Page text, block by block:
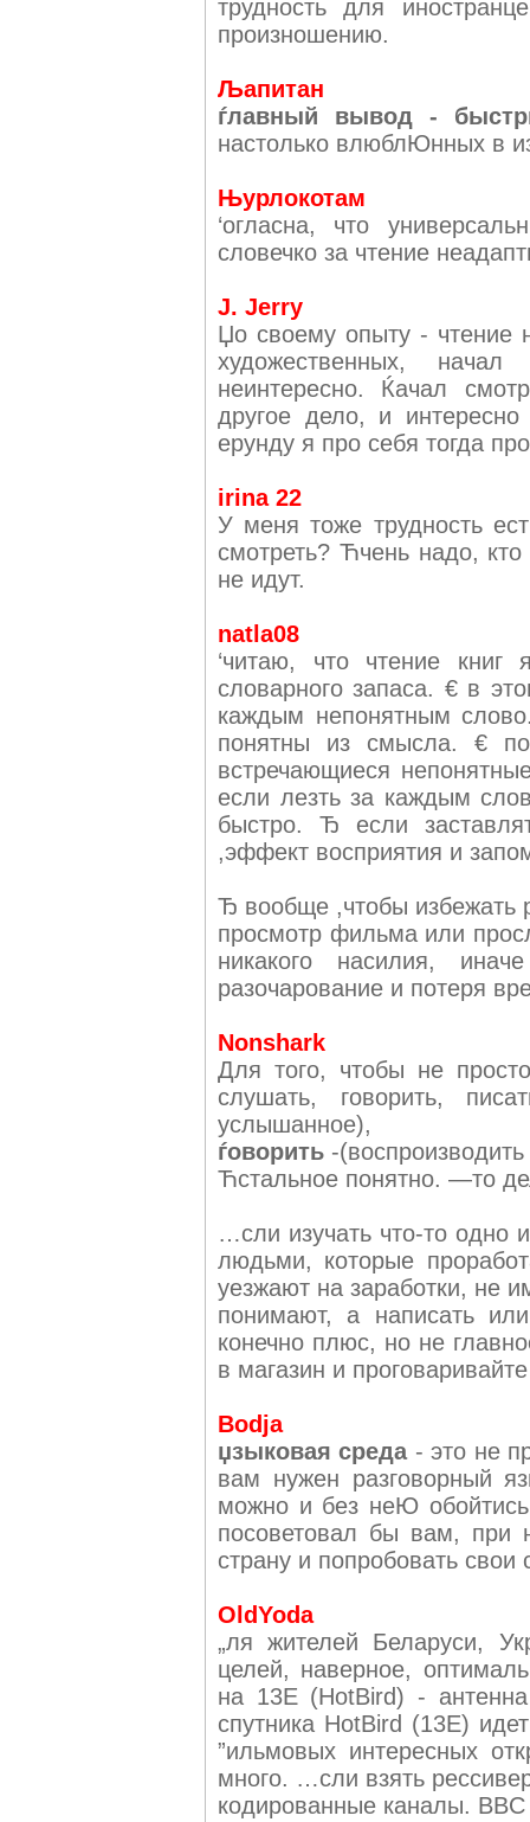
трудность для
произношению.
Љапитан
ѓлавный вывод -
настолько влюблЮнных в
Њурлокотам
‘огласна, что
словечко за чтение
J. Jerry
Џо своему опыту - чтение
художественных,
неинтересно. Ќачал
другое дело, и
ерунду я про себя тогда
irina 22
У меня тоже трудность
смотреть? Ћчень надо,
не идут.
natla08
‘читаю, что чтение книг
словарного запаса. € в
каждым непонятным
понятны из смысла. € по
встречающиеся
если лезть за каждым
быстро. Ђ если
,эффект восприятия и
Ђ вообще ,чтобы избежать
просмотр фильма или
никакого насилия,
разочарование и потеря
Nonshark
Для того, чтобы не
слушать, говорить,
услышанное),
ѓоворить -
Ћстальное понятно. —то
…сли изучать что-то одно
людьми, которые
уезжают на заработки, не
понимают, а написать
конечно плюс, но не
в магазин и
Bodja
џзыковая среда- это не
вам нужен разговорный
можно и без неЮ
посоветовал бы вам, при
страну и попробовать свои
OldYoda
„ля жителей Беларуси,
целей, наверное,
на 13E (HotBird) -
спутника HotBird (13E)
”ильмовых интересных
много. …сли взять
кодированные каналы.